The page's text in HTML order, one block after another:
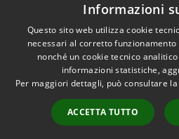
RSS
Accessibilità
Informazioni
Questo sito web utilizza cookie
necessari al corretto
nonché un cookie tecnico
informazioni statistiche,
Per maggiori dettagli, può consultare
ACCETTA TUTTO